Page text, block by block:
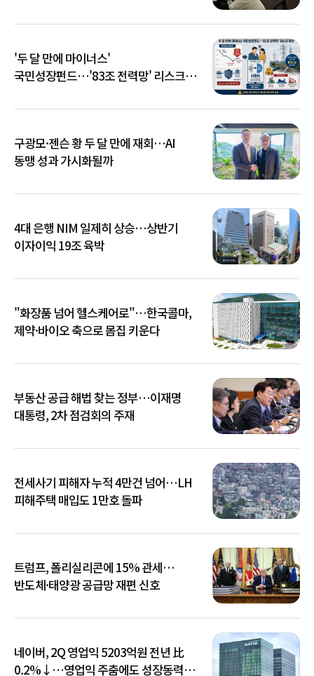
'두 달 만에 마이너스'
국민성장펀드…'83조 전력망' 리스크
구광모·젠슨 황 두 달 만에 재회…AI
동맹 성과 가시화될까
4대 은행 NIM 일제히 상승…상반기
이자이익 19조 육박
"화장품 넘어 헬스케어로"…한국콜마,
제약·바이오 축으로 몸집 키운다
부동산 공급 해법 찾는 정부…이재명
대통령, 2차 점검회의 주재
전세사기 피해자 누적 4만건 넘어…LH
피해주택 매입도 1만호 돌파
트럼프, 폴리실리콘에 15% 관세…
반도체·태양광 공급망 재편 신호
네이버, 2Q 영업익 5203억원 전년 比
0.2%↓…영업익 주춤에도 성장동력